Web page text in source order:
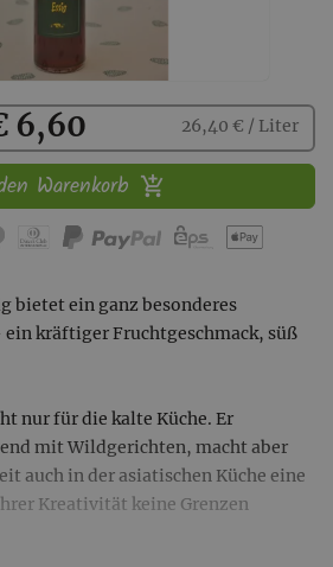
6,60 26,40 € / Liter
Warenkorb
bietet ein ganz besonderes
ein kräftiger Fruchtgeschmack, süß
nur für die kalte Küche. Er
mit Wildgerichten, macht aber
auch in der asiatischen Küche eine
Kreativität keine Grenzen